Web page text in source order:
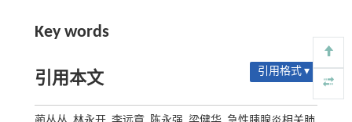
Key words
引用本文 引用格式 ▾